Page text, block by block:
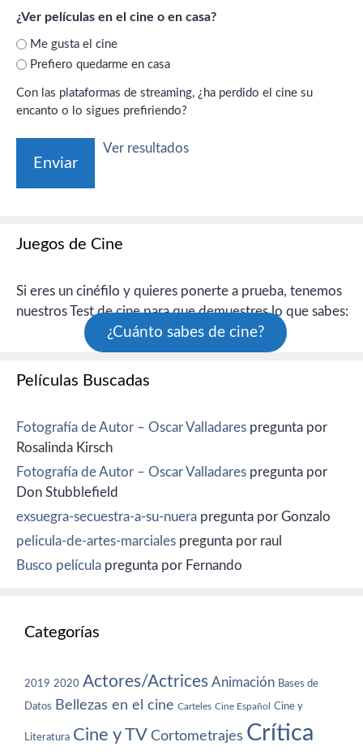
¿Ver películas en el cine o en casa?
Me gusta el cine
Prefiero quedarme en casa
Con las plataformas de streaming, ¿ha perdido el cine su
encanto o lo sigues prefiriendo?
Ver resultados
Juegos de Cine
Si eres un cinéfilo y quieres ponerte a prueba, tenemos
nuestros Test de cine para que demuestres lo que sabes:
¿Cuánto sabes de cine?
Películas Buscadas
Fotografía de Autor – Oscar Valladares pregunta por
Rosalinda Kirsch
Fotografía de Autor – Oscar Valladares pregunta por
Don Stubblefield
exsuegra-secuestra-a-su-nuera pregunta por Gonzalo
pelicula-de-artes-marciales pregunta por raul
Busco película pregunta por Fernando
Categorías
2019 2020 Actores/Actrices Animación Bases de
Datos Bellezas en el cine Carteles Cine Español Cine y
Literatura Cine y TV Cortometrajes Crítica